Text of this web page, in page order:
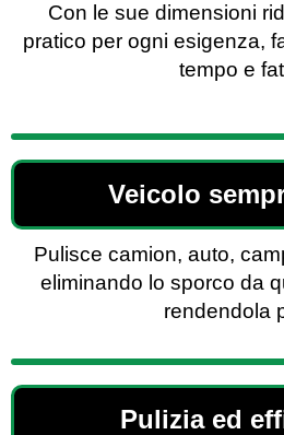
Con le sue dimensioni
pratico per ogni esigenza,
tempo e
Veicolo
Pulisce camion, auto,
eliminando lo sporco da
rendendola
Pulizia ed